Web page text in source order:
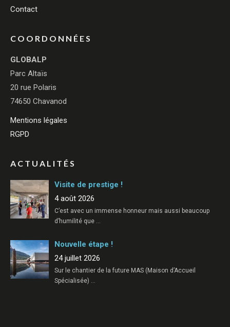
Contact
COORDONNÉES
GLOBALP
Parc Altaïs
20 rue Polaris
74650 Chavanod
Mentions légales
RGPD
ACTUALITÉS
Visite de prestige !
4 août 2026
C’est avec un immense honneur mais aussi beaucoup
d’humilité que …
Nouvelle étape !
24 juillet 2026
Sur le chantier de la future MAS (Maison d’Accueil
Spécialisée) …